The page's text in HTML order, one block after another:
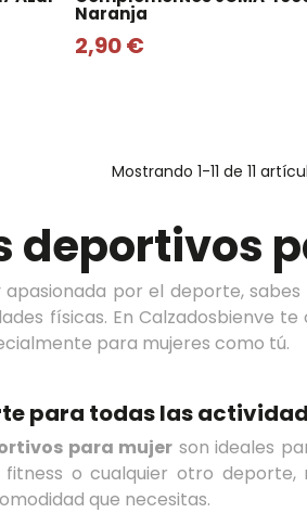
Naranja
2,90 €
Mostrando 1-11 de 11
deportivos
apasionada por el deporte,
físicas. En Calzadosbienve
para mujeres como tú.
para todas las
para mujer son ideales
fitness o cualquier otro
que necesitas.